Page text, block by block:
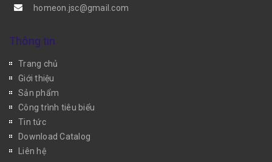
homeon.jsc@gmail.com
Thông tin
Trang chủ
Giới thiệu
Sản phẩm
Công trình tiêu biểu
Tin tức
Download Catalog
Liên hệ